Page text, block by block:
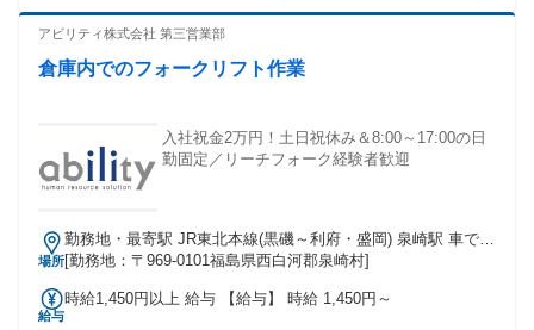
アビリティ株式会社 第三営業部
倉庫内でのフォークリフト作業
入社祝金2万円！土日祝休み＆8:00～17:00の日
勤固定／リーチフォーク経験者歓迎
場所
勤務地・最寄駅 JR東北本線(黒磯～利府・盛岡) 泉崎駅 車で6
分
[勤務地：〒969-0101福島県西白河郡泉崎村]
給与
時給1,450円以上 給与 【給与】 時給 1,450円～